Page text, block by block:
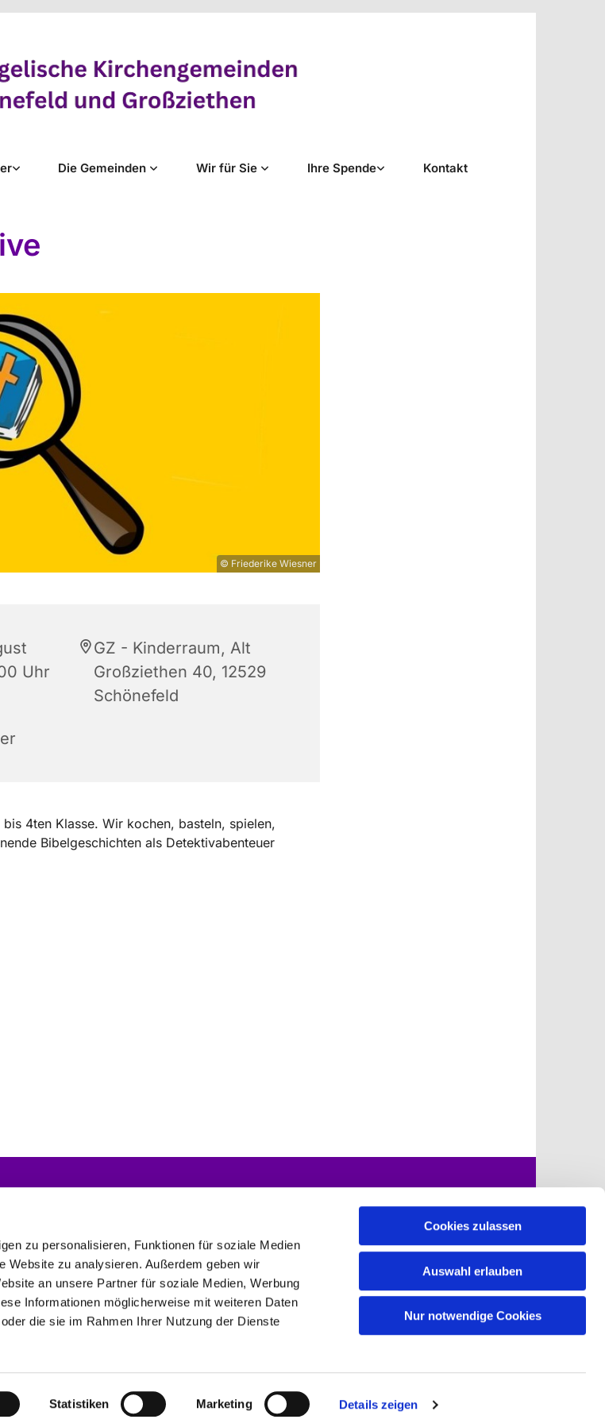
zu personalisieren, Funktionen für soziale Medien
Website zu analysieren. Außerdem geben wir
an unsere Partner für soziale Medien, Werbung
Informationen möglicherweise mit weiteren Daten
die sie im Rahmen Ihrer Nutzung der Dienste
Statistiken Marketing Details zeigen
Cookies zulassen
Auswahl erlauben
Nur notwendige Cookies
Die Gemeinden Wir für Sie Ihre Spende Kontakt
© Friederike Wiesner
Uhr
GZ - Kinderraum, Alt
Großziethen 40, 12529
Schönefeld
4ten Klasse. Wir kochen, basteln, spielen,
Bibelgeschichten als Detektivabenteuer
03379 44 92 71 buero@kirche-schoenefeld-grossziethen.de
Kontaktinformationen Impressum